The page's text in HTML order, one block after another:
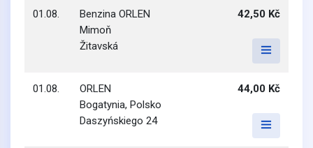
01.08.
Benzina ORLEN
Mimoň
Žitavská
42,50 Kč
01.08.
ORLEN
Bogatynia, Polsko
Daszyńskiego 24
44,00 Kč